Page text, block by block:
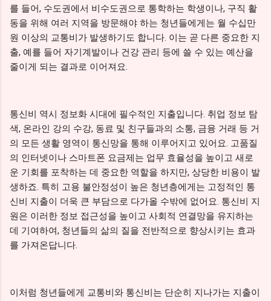
를 들어, 수도권에서 비수도권으로 통학하는 학생이나, 구직 활
동을 위해 여러 지역을 방문해야 하는 청년들에게는 월 수십만
원 이상의 교통비가 발생하기도 합니다. 이는 곧 다른 중요한 지
출, 예를 들어 자기계발이나 건강 관리 등에 쓸 수 있는 예산을
줄이게 되는 결과로 이어져요.
통신비 역시 정보화 시대에 필수적인 지출입니다. 취업 정보 탐
색, 온라인 강의 수강, 동료 및 친구들과의 소통, 금융 거래 등 거
의 모든 생활 영역이 통신망을 통해 이루어지고 있어요. 고품질
의 인터넷이나 스마트폰 요금제는 업무 효율성을 높이고 새로
운 기회를 포착하는 데 중요한 역할을 하지만, 상당한 비용이 발
생하죠. 특히 고용 불안정성이 높은 청년층에게는 고정적인 통
신비 지출이 더욱 큰 부담으로 다가올 수밖에 없어요. 통신비 지
원은 이러한 정보 접근성을 높이고 사회적 연결망을 유지하는
데 기여하여, 청년들의 삶의 질을 전반적으로 향상시키는 효과
를 가져온답니다.
이처럼 청년들에게 교통비와 통신비는 단순히 지나가는 지출이